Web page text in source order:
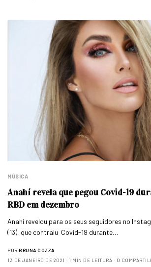
MÚSICA
Anahí revela que pegou Covid-19
RBD em dezembro
Anahí revelou para os seus seguidores no
(13), que contraiu Covid-19 durante…
POR BRUNA COZZA
13 DE JANEIRO DE 2021
1 MIN DE LEITURA 0